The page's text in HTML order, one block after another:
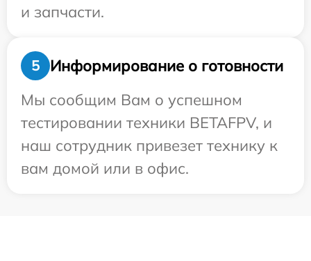
и запчасти.
5
Информирование о готовности
Мы сообщим Вам о успешном
тестировании техники BETAFPV, и
наш сотрудник привезет технику к
вам домой или в офис.